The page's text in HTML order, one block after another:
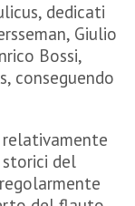
dedicati
Giulio
Bossi,
conseguendo
del